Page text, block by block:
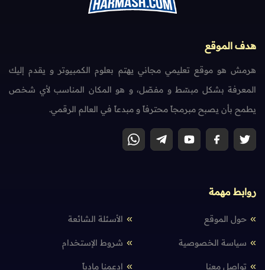
هدف الموقع
هرمش هو موقع تعليمي مجاني يهتم بعلوم الكمبيوتر و يقدم إليك
المعرفة بشكل مبسّط و مفصّل، و هو المكان المناسب لأي شخص
يطمح بأن يصبح مبرمجاً محترفاً و مبدعاً في العالم الرقمي.
روابط مهمة
حول الموقع الأسئلة الشائعة
سياسة الخصوصية شروط الإستخدام
تواصل معنا إدعمنا مادياً